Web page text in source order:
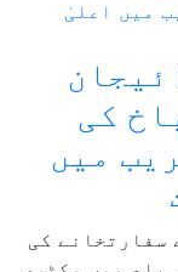
کی
میں
سفارتخانے کی